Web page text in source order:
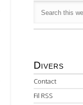
Divers
Contact
Fil RSS